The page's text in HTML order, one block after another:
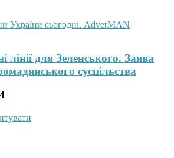
лінії для Зеленського. Заява
суспільства